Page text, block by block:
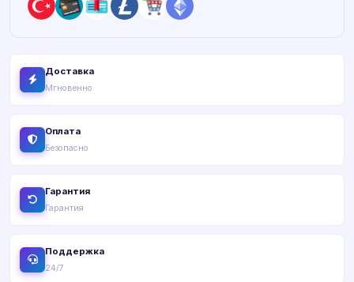
Доставка
Мгновенно
Оплата
Безопасно
Гарантия
Гарантия
Поддержка
24/7